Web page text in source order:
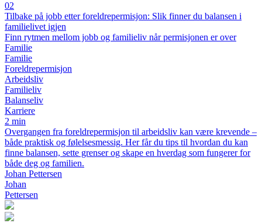
02
Tilbake på jobb etter foreldrepermisjon: Slik finner du balansen i
familielivet igjen
Finn rytmen mellom jobb og familieliv når permisjonen er over
Familie
Familie
Foreldrepermisjon
Arbeidsliv
Familieliv
Balanseliv
Karriere
2 min
Overgangen fra foreldrepermisjon til arbeidsliv kan være krevende –
både praktisk og følelsesmessig. Her får du tips til hvordan du kan
finne balansen, sette grenser og skape en hverdag som fungerer for
både deg og familien.
Johan Pettersen
Johan
Pettersen